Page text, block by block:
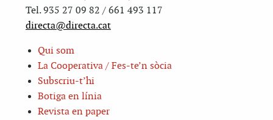
Tel. 935 27 09 82 / 661 493 117
directa@directa.cat
Qui som
La Cooperativa / Fes-te’n sòcia
Subscriu-t’hi
Botiga en línia
Revista en paper